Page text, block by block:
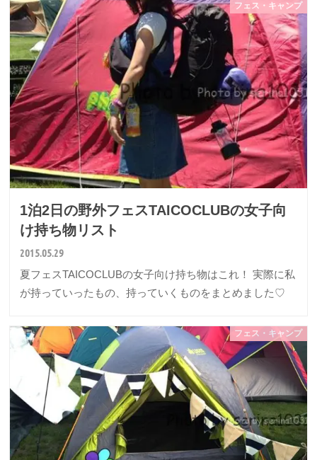
フェス・キャンプ
1泊2日の野外フェスTAICOCLUBの女子向
け持ち物リスト
2015.05.29
夏フェスTAICOCLUBの女子向け持ち物はこれ！ 実際に私
が持っていったもの、持っていくものをまとめました♡
フェス・キャンプ